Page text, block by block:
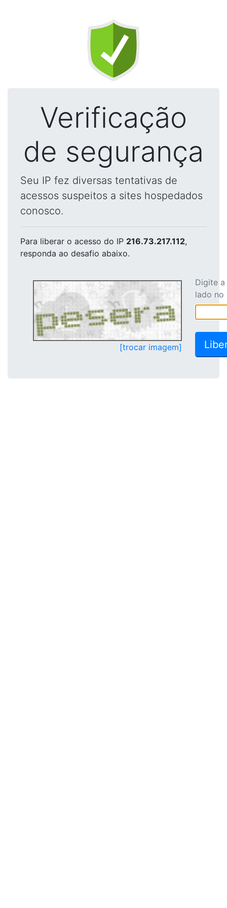
Verificação
de segurança
Seu IP fez diversas tentativas de
acessos suspeitos a sites hospedados
conosco.
Para liberar o acesso do IP 216.73.217.112,
responda ao desafio abaixo.
[trocar imagem]
Digite
lado no